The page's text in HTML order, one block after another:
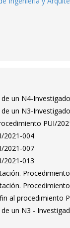
un N4-
un N3-
PUI/
2021-004
2021-007
2021-013
al procedimiento
un N3 -